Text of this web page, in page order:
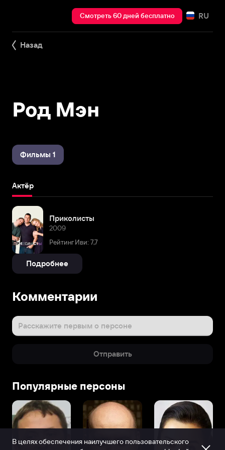
Смотреть 60 дней бесплатно RU
Назад
Род Мэн
Фильмы 1
Актёр
Приколисты
2009
Рейтинг Иви: 7,7
Подробнее
Комментарии
Расскажите первым о персоне
Отправить
Популярные персоны
В целях обеспечения наилучшего пользовательского